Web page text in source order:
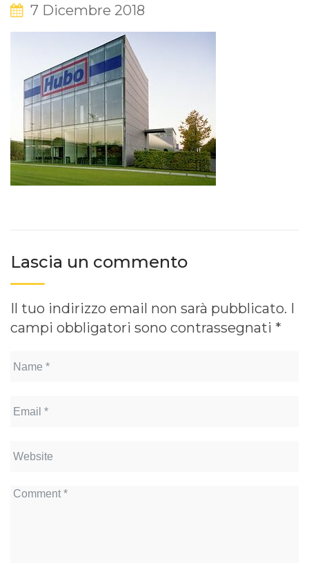
7 Dicembre 2018
Lascia un commento
Il tuo indirizzo email non sarà pubblicato. I
campi obbligatori sono contrassegnati *